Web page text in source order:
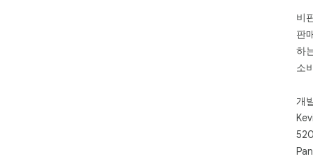
개
비
판
하
소